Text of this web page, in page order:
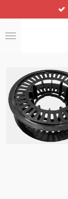
direct
naar
de